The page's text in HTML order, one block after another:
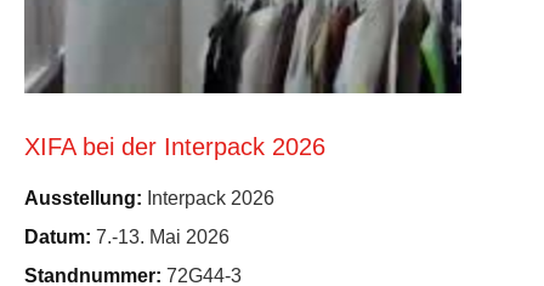
XIFA bei der Interpack 2026
Ausstellung: Interpack 2026
Datum: 7.-13. Mai 2026
Standnummer: 72G44-3